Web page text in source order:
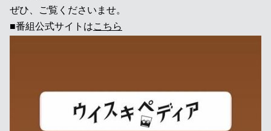
ぜひ、ご覧くださいませ。
■番組公式サイトはこちら